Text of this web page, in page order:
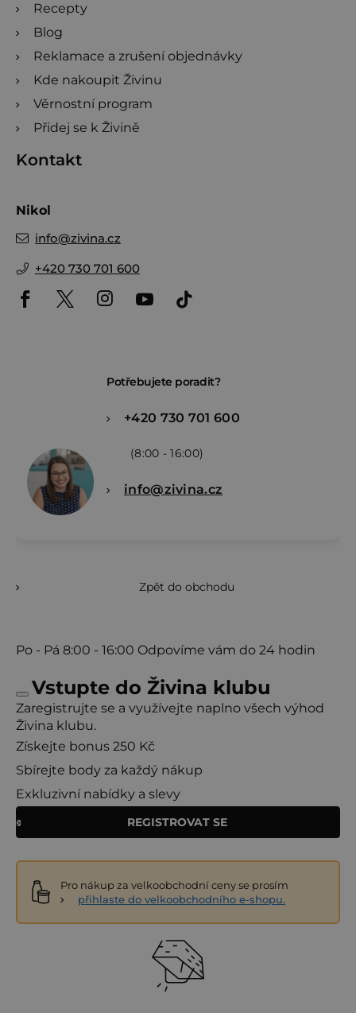
Recepty
Blog
Reklamace a zrušení objednávky
Kde nakoupit Živinu
Věrnostní program
Přidej se k Živině
Kontakt
Nikol
info@zivina.cz
+420 730 701 600
Potřebujete poradit?
+420 730 701 600
(8:00 - 16:00)
info@zivina.cz
Zpět do obchodu
Po - Pá 8:00 - 16:00 Odpovíme vám do 24 hodin
Vstupte do Živina klubu
Zaregistrujte se a využívejte naplno všech výhod
Živina klubu.
Získejte bonus 250 Kč
Sbírejte body za každý nákup
Exkluzivní nabídky a slevy
REGISTROVAT SE
Pro nákup za velkoobchodní ceny se prosím
přihlaste do velkoobchodního e-shopu.